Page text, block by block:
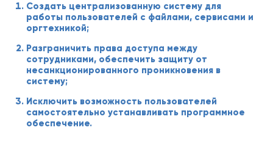
Создать централизованную систему для
работы пользователей с файлами, сервисами и
оргтехникой;
Разграничить права доступа между
сотрудниками, обеспечить защиту от
несанкционированного проникновения в
систему;
Исключить возможность пользователей
самостоятельно устанавливать программное
обеспечение.